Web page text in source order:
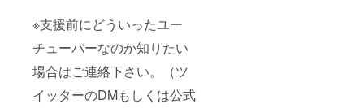
※支援前にどういったユー
チューバーなのか知りたい
場合はご連絡下さい。（ツ
イッターのDMもしくは公式